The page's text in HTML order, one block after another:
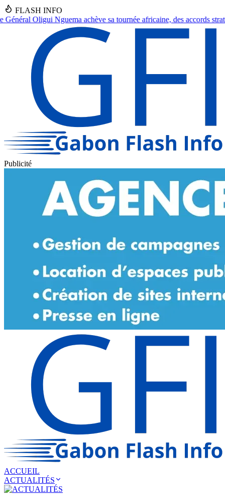
FLASH INFO
africaine, des accords stratégiques en vue.●Franceville : Un
Publicité
ACCUEIL
ACTUALITÉS